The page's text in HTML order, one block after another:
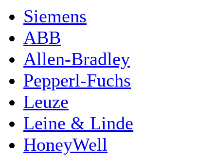
Siemens
ABB
Allen-Bradley
Pepperl-Fuchs
Leuze
Leine & Linde
HoneyWell